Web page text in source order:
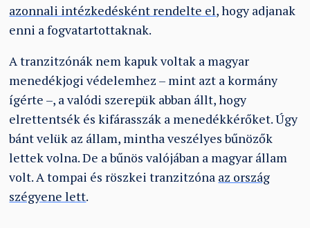
azonnali intézkedésként rendelte el, hogy adjanak
enni a fogvatartottaknak.
A tranzitzónák nem kapuk voltak a magyar
menedékjogi védelemhez – mint azt a kormány
ígérte –, a valódi szerepük abban állt, hogy
elrettentsék és kifárasszák a menedékkérőket. Úgy
bánt velük az állam, mintha veszélyes bűnözők
lettek volna. De a bűnös valójában a magyar állam
volt. A tompai és röszkei tranzitzóna az ország
szégyene lett.